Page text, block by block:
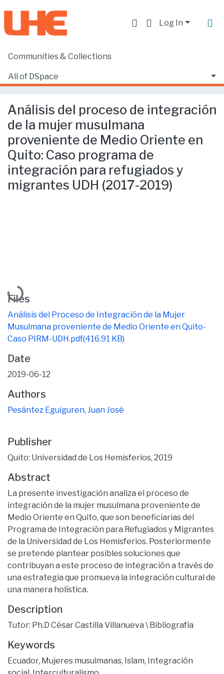
Log In
Communities & Collections
All of DSpace
Home
Facultad de Derecho
Análisis del proceso de integración de la mujer musulmana proveniente de Medio Oriente en Quito: Caso programa de integración para refugiados y migrantes UDH (2017-2019)
Análisis del proceso de integración
de la mujer musulmana
proveniente de Medio Oriente en
Quito: Caso programa de
integración para refugiados y
migrantes UDH (2017-2019)
Loading...
Files
Análisis del Proceso de Integración de la Mujer
Musulmana proveniente de Medio Oriente en Quito-
Caso PIRM-UDH.pdf(416.91 KB)
Date
2019-06-12
Authors
Pesántez Eguiguren, Juan José
Publisher
Quito: Universidad de Los Hemisferios, 2019
Abstract
La presente investigación analiza el proceso de
integración de la mujer musulmana proveniente de
Medio Oriente en Quito, que son beneficiarias del
Programa de Integración para Refugiados y Migrantes
de la Universidad de Los Hemisferios. Posteriormente
se pretende plantear posibles soluciones que
contribuyan a este proceso de integración a través de
una estrategia que promueva la integración cultural de
una manera holística.
Description
Tutor: Ph.D César Castilla Villanueva \ Bibliografía
Keywords
Ecuador, Mujeres musulmanas, Islam, Integración